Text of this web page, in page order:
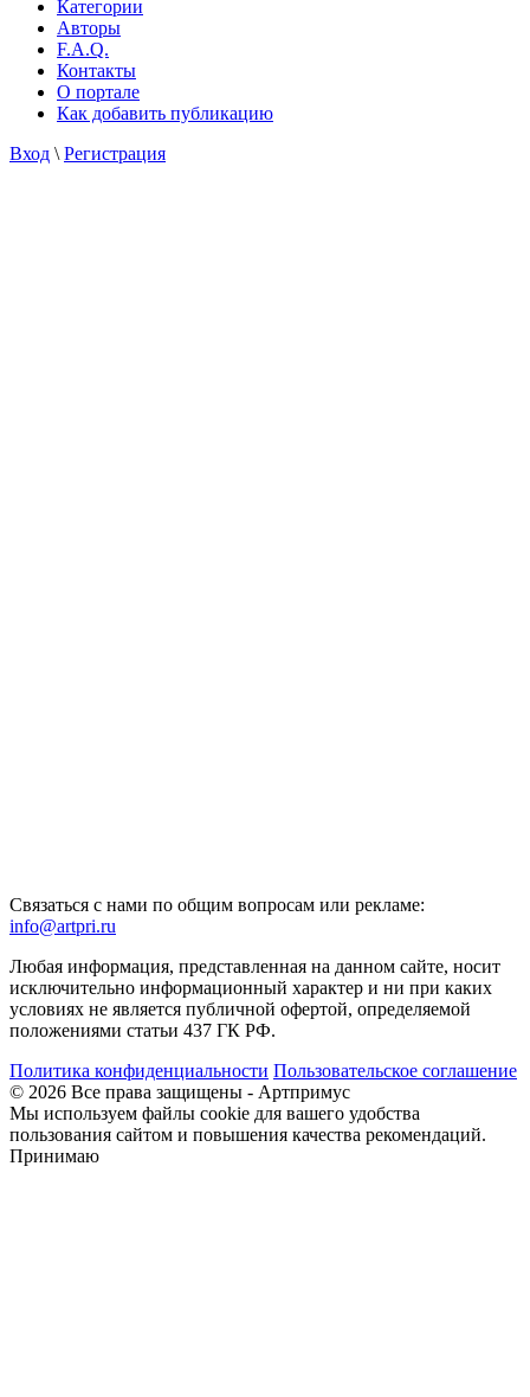
Категории
Авторы
F.A.Q.
Контакты
О портале
Как добавить публикацию
Вход \ Регистрация
Связаться с нами по общим вопросам или рекламе:
info@artpri.ru
Любая информация, представленная на данном сайте, носит
исключительно информационный характер и ни при каких
условиях не является публичной офертой, определяемой
положениями статьи 437 ГК РФ.
Политика конфиденциальности Пользовательское соглашение
© 2026 Все права защищены - Артпримус
Мы используем файлы cookie для вашего удобства
пользования сайтом и повышения качества рекомендаций.
Принимаю